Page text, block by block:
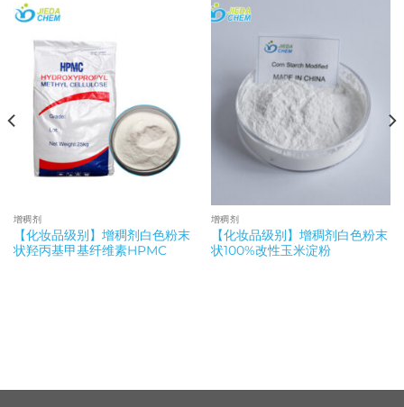
增稠剂
【化妆品级别】增稠剂白色粉末
状羟丙基甲基纤维素HPMC
增稠剂
【化妆品级别】增稠剂白色粉末
状100%改性玉米淀粉